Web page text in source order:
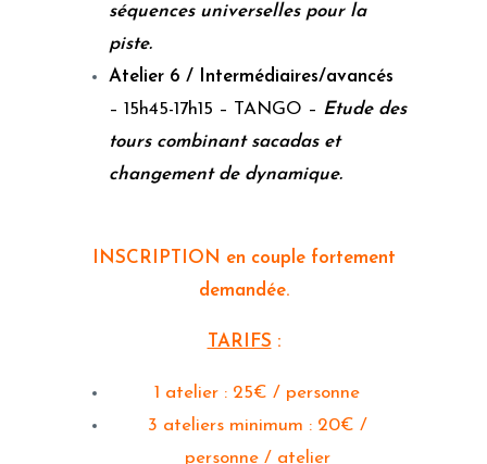
séquences universelles pour la
piste.
Atelier 6 / Intermédiaires/avancés
– 15h45-17h15 – TANGO – Etude des
tours combinant sacadas et
changement de dynamique.
INSCRIPTION en couple fortement
demandée.
TARIFS :
1 atelier : 25€ / personne
3 ateliers minimum : 20€ /
personne / atelier